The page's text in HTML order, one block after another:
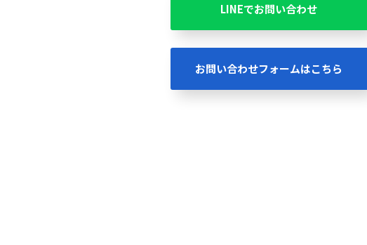
LINEでお問い合わせ
お問い合わせフォームはこちら